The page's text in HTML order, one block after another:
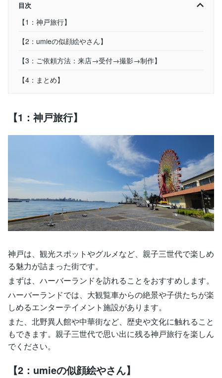
目次
【1：神戸旅行】
【2：umieの似顔絵やさん】
【3：ご依頼方法：来店→受付→撮影→制作】
【4：まとめ】
【1：神戸旅行】
神戸は、観光スポットやグルメなど、親子三世代で楽しめ
る魅力が詰まった街です。
まずは、ハーバーランドを訪れることをおすすめします。
ハーバーランドでは、大観覧車からの絶景や子供たちが楽
しめるエンターテイメント施設があります。
また、北野異人館や中華街など、歴史や文化に触れること
もできます。親子三世代で思い出に残る神戸旅行を楽しん
でください。
【2：umieの似顔絵やさん】